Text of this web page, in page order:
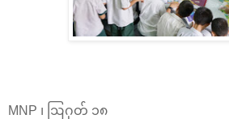
MNP ၊ ဩဂုတ် ၁၈